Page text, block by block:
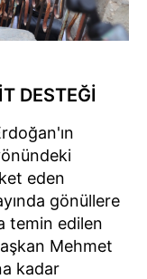
DESTEĞİ
eden
gönüllere
temin edilen
Mehmet
kadar